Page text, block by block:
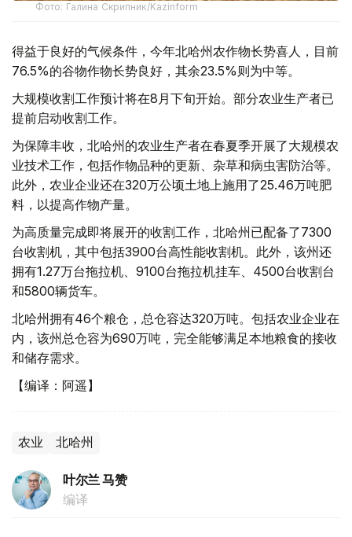
Фото: Галина Скрипник/Kazinform
得益于良好的气候条件，今年北哈州农作物长势喜人，目前
76.5%的谷物作物长势良好，其余23.5%则为中等。
大规模收割工作预计将在8月下旬开始。部分农业生产者已
提前启动收割工作。
为保障丰收，北哈州的农业生产者在春夏季开展了大规模农
业技术工作，包括作物品种的更新、杂草和病虫害防治等。
此外，农业企业还在320万公顷土地上施用了25.46万吨肥
料，以提高作物产量。
为高质量完成即将展开的收割工作，北哈州已配备了7300
台收割机，其中包括3900台高性能收割机。此外，该州还
拥有1.27万台拖拉机、9100台拖拉机挂车、4500台收割台
和5800辆货车。
北哈州拥有46个粮仓，总仓容达320万吨。包括农业企业在
内，该州总仓容为690万吨，完全能够满足本地粮食的接收
和储存需求。
【编译：阿遥】
农业 北哈州
叶尔兰 马赞
编译